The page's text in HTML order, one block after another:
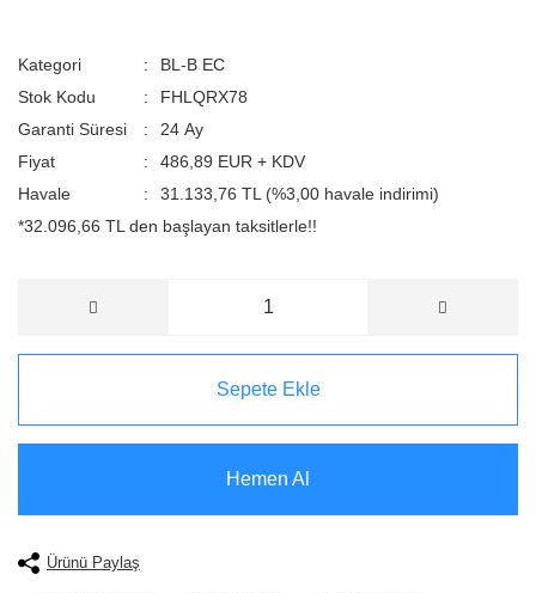
Kategori
BL-B EC
Stok Kodu
FHLQRX78
Garanti Süresi
24 Ay
Fiyat
486,89 EUR + KDV
Havale
31.133,76 TL (%3,00 havale indirimi)
*32.096,66 TL den başlayan taksitlerle!!
Sepete Ekle
Hemen Al
Ürünü Paylaş